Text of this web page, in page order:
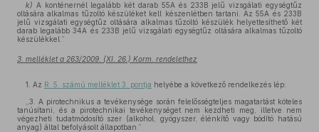
k) A konténernél legalább két darab 55A és 233B jelű vizsgálati egységtűz
oltására alkalmas tűzoltó készüléket kell készenlétben tartani. Az 55A és 233B
jelű vizsgálati egységtűz oltására alkalmas tűzoltó készülék helyettesíthető két
darab legalább 34A és 233B jelű vizsgálati egységtűz oltására alkalmas tűzoltó
készülékkel.”
3. melléklet a 263/2009. (XI. 26.) Korm. rendelethez
1. Az R. 5. számú melléklet 3. pontja helyébe a következő rendelkezés lép:
„3. A pirotechnikus a tevékenysége során felelősségteljes magatartást köteles
tanúsítani, és a pirotechnikai tevékenységet nem kezdheti meg, illetve nem
végezheti tudatmódosító szer (alkohol, gyógyszer, élénkítő vagy bódító hatású
anyag) által befolyásolt állapotban.”